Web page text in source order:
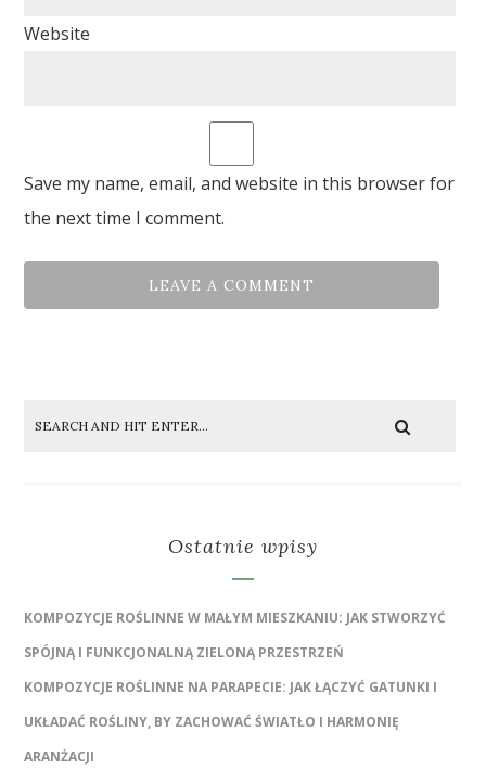
Website
Save my name, email, and website in this browser for
the next time I comment.
Ostatnie wpisy
KOMPOZYCJE ROŚLINNE W MAŁYM MIESZKANIU: JAK STWORZYĆ
SPÓJNĄ I FUNKCJONALNĄ ZIELONĄ PRZESTRZEŃ
KOMPOZYCJE ROŚLINNE NA PARAPECIE: JAK ŁĄCZYĆ GATUNKI I
UKŁADAĆ ROŚLINY, BY ZACHOWAĆ ŚWIATŁO I HARMONIĘ
ARANŻACJI